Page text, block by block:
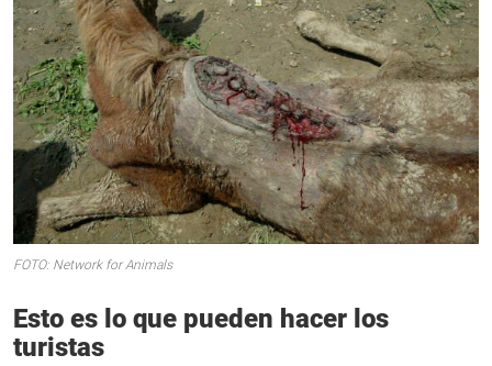
FOTO: Network for Animals
Esto es lo que pueden hacer los
turistas